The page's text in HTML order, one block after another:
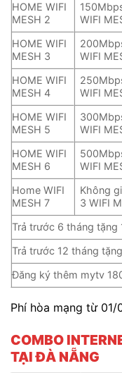
HOME WIFI
MESH 2
WIFI
HOME WIFI
MESH 3
WIFI
HOME WIFI
MESH 4
WIFI
HOME WIFI
MESH 5
WIFI
HOME WIFI
MESH 6
WIFI
Home WIFI
MESH 7
Không
3 WIFI
Trả trước 6 tháng tặng
Trả trước 12 tháng
Đăng ký thêm mytv
Phí hòa mạng từ
COMBO
TẠI ĐÀ NẴNG